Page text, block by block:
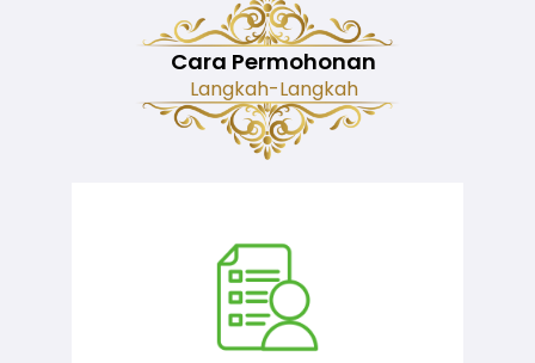
Cara Permohonan
Langkah-Langkah
Semakan ke atas sejarah permohonan
yang pernah dibuat oleh pemohon,